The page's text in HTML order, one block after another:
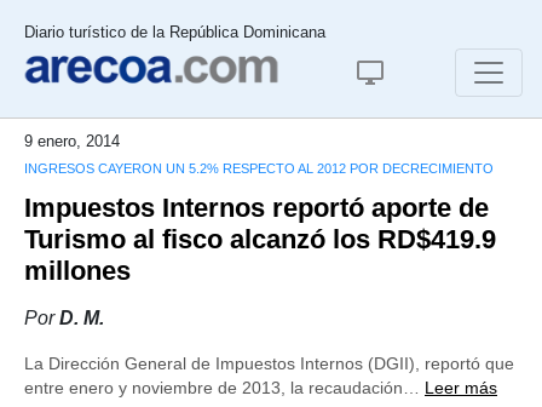
Diario turístico de la República Dominicana
9 enero, 2014
INGRESOS CAYERON UN 5.2% RESPECTO AL 2012 POR DECRECIMIENTO
Impuestos Internos reportó aporte de
Turismo al fisco alcanzó los RD$419.9
millones
PorD. M.
La Dirección General de Impuestos Internos (DGII), reportó que
entre enero y noviembre de 2013, la recaudación… Leer más